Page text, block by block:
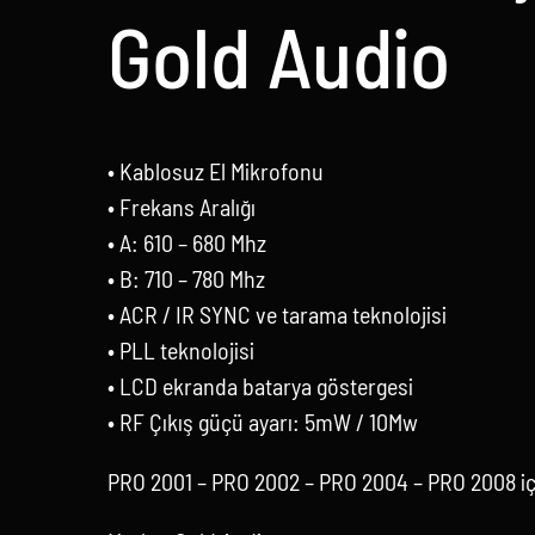
Gold Audio
• Kablosuz El Mikrofonu
• Frekans Aralığı
• A: 610 – 680 Mhz
• B: 710 – 780 Mhz
• ACR / IR SYNC ve tarama teknolojisi
• PLL teknolojisi
• LCD ekranda batarya göstergesi
• RF Çıkış güçü ayarı: 5mW / 10Mw
PRO 2001 – PRO 2002 – PRO 2004 – PRO 2008